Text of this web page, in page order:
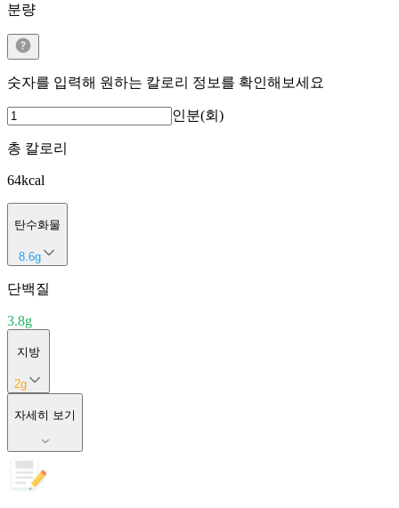
분량
숫자를 입력해 원하는 칼로리 정보를 확인해보세요
인분(회)
총 칼로리
64kcal
탄수화물
8.6g
단백질
3.8g
지방
2g
자세히 보기